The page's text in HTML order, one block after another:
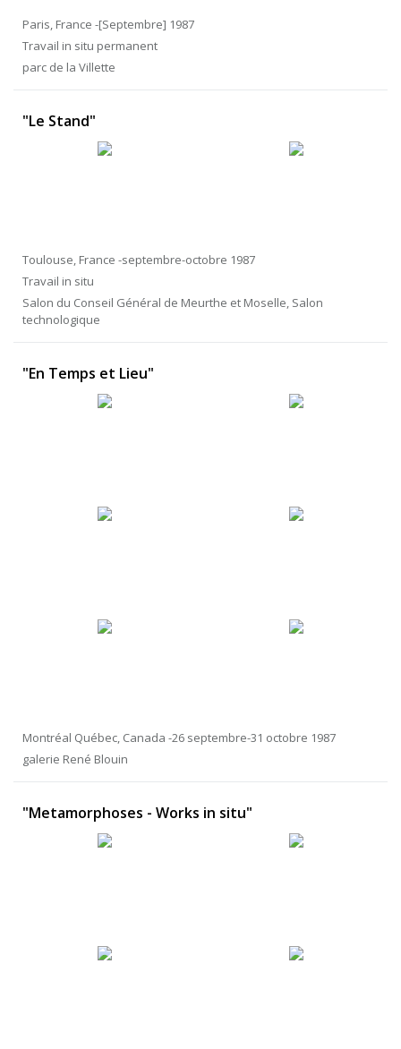
Paris, France -[Septembre] 1987
Travail in situ permanent
parc de la Villette
"Le Stand"
Toulouse, France -septembre-octobre 1987
Travail in situ
Salon du Conseil Général de Meurthe et Moselle, Salon
technologique
"En Temps et Lieu"
Montréal Québec, Canada -26 septembre-31 octobre 1987
galerie René Blouin
"Metamorphoses - Works in situ"